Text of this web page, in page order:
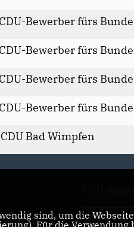
Bewerber fürs
Bewerber fürs
Bewerber fürs
Bewerber fürs
Bad Wimpfen
sind, um die
Für die